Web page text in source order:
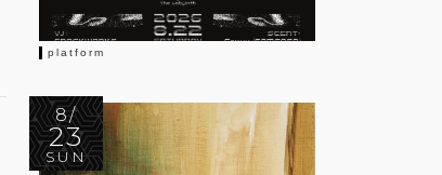
platform
8/
23
SUN